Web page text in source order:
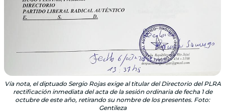
Vía nota, el diptuado Sergio Rojas exige al titular del Directorio del PLRA
rectificación inmediata del acta de la sesión ordinaria de fecha 1 de
octubre de este año, retirando su nombre de los presentes. Foto:
Gentileza